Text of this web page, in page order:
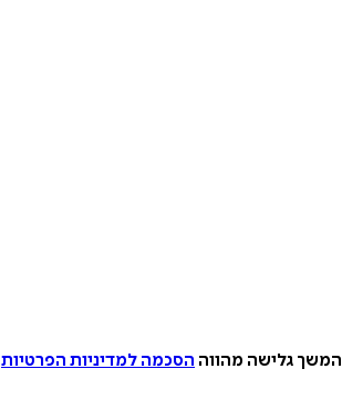
המשך גלישה מהווה הסכמה למדיניות הפרטיות